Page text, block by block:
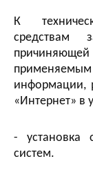
К
средствам
причиняющей
информации,
«Интернет» в
- установка
систем.